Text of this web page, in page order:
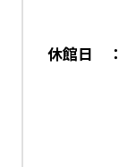
休館日 ：